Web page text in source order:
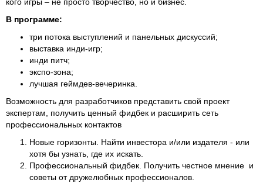
В программе:
три потока выступлений и панельных дискуссий;
выставка инди-игр;
инди питч;
экспо-зона;
лучшая геймдев-вечеринка.
Возможность для разработчиков представить свой проект
экспертам, получить ценный фидбек и расширить сеть
профессиональных контактов
Новые горизонты. Найти инвестора и/или издателя - или
хотя бы узнать, где их искать.
Профессиональный фидбек. Получить честное мнение и
советы от дружелюбных профессионалов.